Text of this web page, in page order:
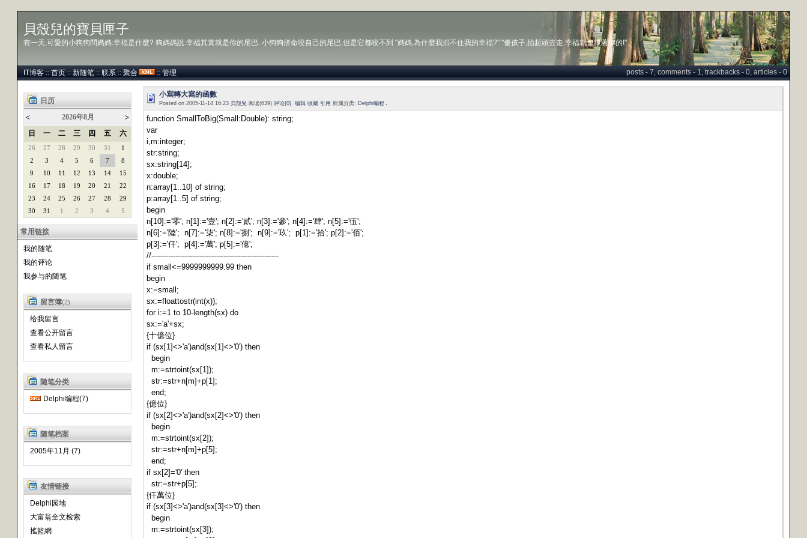
貝殼兒的寶貝匣子
有一天,可愛的小狗狗問媽媽:幸福是什麼? 狗媽媽說:幸福其實就是你的尾巴. 小狗狗拼命咬自己的尾巴,但是它都咬不到 "媽媽,為什麼我抓不住我的幸福?" "傻孩子,抬起頭去走,幸福就會跟著你的!"
posts - 7, comments - 1, trackbacks - 0, articles - 0
IT博客 :: 首页 :: 新随笔 :: 联系 :: 聚合 :: 管理
日历
<
2026年8月
>
日
一 二 三 四 五 六
26 27 28 29 30 31
1
2
3 4 5 6 7
8
9
10 11 12 13 14
15
16
17 18 19 20 21
22
23
24 25 26 27 28
29
30
31 1 2 3 4 5
常用链接
我的随笔
我的评论
我参与的随笔
留言簿(2)
给我留言
查看公开留言
查看私人留言
随笔分类
Delphi编程(7)
随笔档案
2005年11月 (7)
友情链接
Delphi园地
大富翁全文检索
搖籃網
小寫轉大寫的函數
Posted on 2005-11-14 16:23 貝殼兒 阅读(639) 评论(0) 编辑 收藏 引用 所属分类: Delphi编程
function SmallToBig(Small:Double): string;
var
i,m:integer;
str:string;
sx:string[14];
x:double;
n:array[1..10] of string;
p:array[1..5] of string;
begin
n[10]:='零'; n[1]:='壹'; n[2]:='貳'; n[3]:='參'; n[4]:='肆'; n[5]:='伍';
n[6]:='陸'; n[7]:='柒'; n[8]:='捌'; n[9]:='玖'; p[1]:='拾'; p[2]:='佰';
p[3]:='仟'; p[4]:='萬'; p[5]:='億';
//-----------------------------------------------------
if small<=9999999999.99 then
begin
x:=small;
sx:=floattostr(int(x));
for i:=1 to 10-length(sx) do
sx:='a'+sx;
{十億位}
if (sx[1]<>'a')and(sx[1]<>'0') then
begin
m:=strtoint(sx[1]);
str:=str+n[m]+p[1];
end;
{億位}
if (sx[2]<>'a')and(sx[2]<>'0') then
begin
m:=strtoint(sx[2]);
str:=str+n[m]+p[5];
end;
if sx[2]='0' then
str:=str+p[5];
{仟萬位}
if (sx[3]<>'a')and(sx[3]<>'0') then
begin
m:=strtoint(sx[3]);